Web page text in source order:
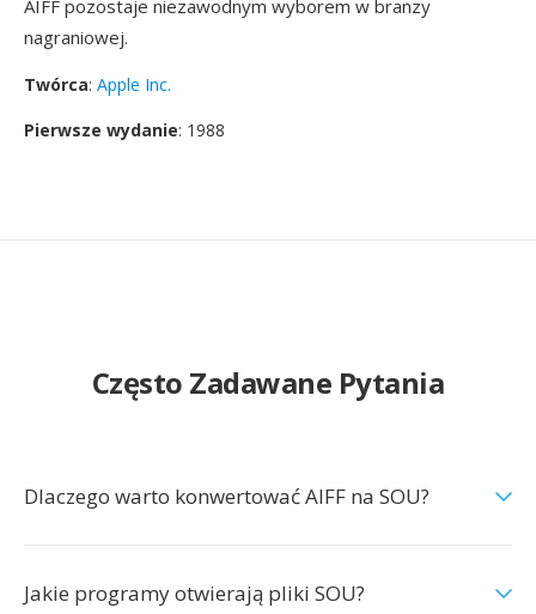
AIFF pozostaje niezawodnym wyborem w branzy
nagraniowej.
Twórca: Apple Inc.
Pierwsze wydanie: 1988
Często Zadawane Pytania
Dlaczego warto konwertować AIFF na SOU?
Jakie programy otwierają pliki SOU?